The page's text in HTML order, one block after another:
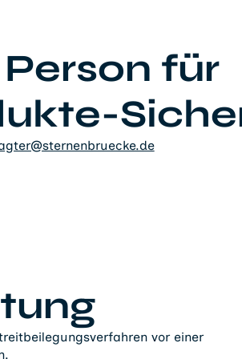
für
vor einer